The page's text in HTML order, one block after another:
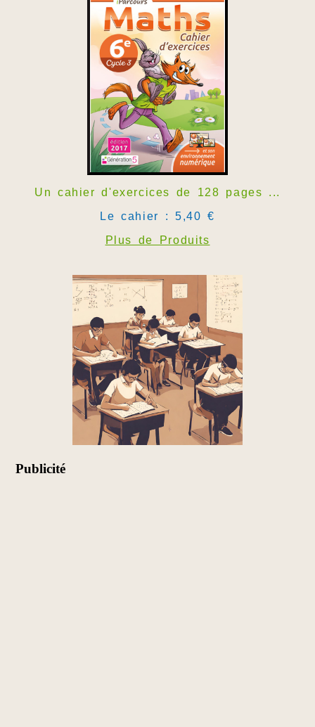
Un cahier d'exercices de 128 pages ...
Le cahier : 5,40 €
Plus de Produits
Publicité